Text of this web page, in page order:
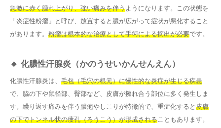
急激に赤く腫れ上がり、強い痛みを伴うようになります。この状態を
「炎症性粉瘤」と呼び、放置すると膿が広がって症状が悪化すること
があります。 粉瘤は根本的な治療として手術による摘出が必要です。
🔸 化膿性汗腺炎（かのうせいかんせんえん）
化膿性汗腺炎は、 毛包（毛穴の根元）に慢性的な炎症が生じる疾患
で、脇の下や鼠径部、臀部など、皮膚が擦れ合う部位に多く発生しま
す。繰り返す痛みを伴う膿疱やしこりが特徴的で、重症化すると 皮膚
の下でトンネル状の瘻孔（ろうこう）が形成されることもあります。